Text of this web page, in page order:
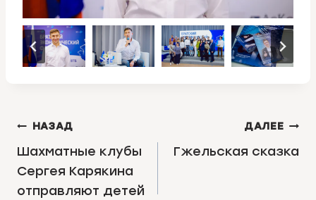
НАВИГАЦИЯ
ПО
ЗАПИСЯМ
НАЗАД
Шахматные клубы
Сергея Карякина
отправляют детей
ДАЛЕЕ
Гжельская сказка